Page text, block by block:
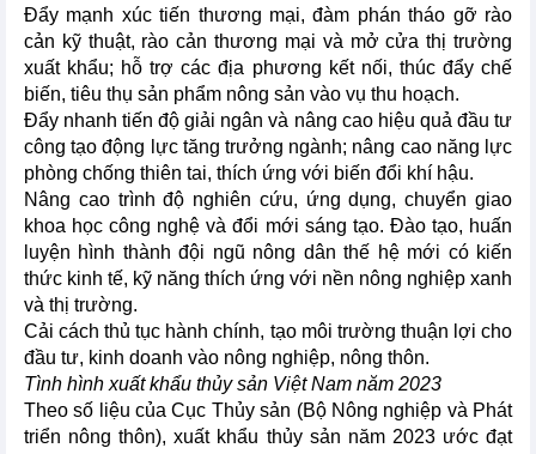
Đẩy mạnh xúc tiến thương mại, đàm phán tháo gỡ rào
cản kỹ thuật, rào cản thương mại và mở cửa thị trường
xuất khẩu; hỗ trợ các địa phương kết nối, thúc đẩy chế
biến, tiêu thụ sản phẩm nông sản vào vụ thu hoạch.
Đẩy nhanh tiến độ giải ngân và nâng cao hiệu quả đầu tư
công tạo động lực tăng trưởng ngành; nâng cao năng lực
phòng chống thiên tai, thích ứng với biến đổi khí hậu.
Nâng cao trình độ nghiên cứu, ứng dụng, chuyển giao
khoa học công nghệ và đổi mới sáng tạo. Đào tạo, huấn
luyện hình thành đội ngũ nông dân thế hệ mới có kiến
thức kinh tế, kỹ năng thích ứng với nền nông nghiệp xanh
và thị trường.
Cải cách thủ tục hành chính, tạo môi trường thuận lợi cho
đầu tư, kinh doanh vào nông nghiệp, nông thôn.
Tình hình xuất khẩu thủy sản Việt Nam năm 2023
Theo số liệu của Cục Thủy sản (Bộ Nông nghiệp và Phát
triển nông thôn), xuất khẩu thủy sản năm 2023 ước đạt